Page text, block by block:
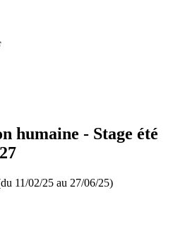
humaine - Stage été
11/02/25 au 27/06/25)